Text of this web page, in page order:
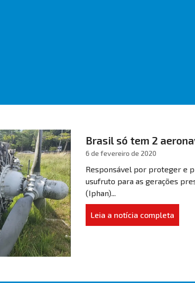
Brasil só tem 2
6 de fevereiro de 2020
Responsável por proteger e
usufruto para as gerações
(Iphan)...
Leia a notícia completa